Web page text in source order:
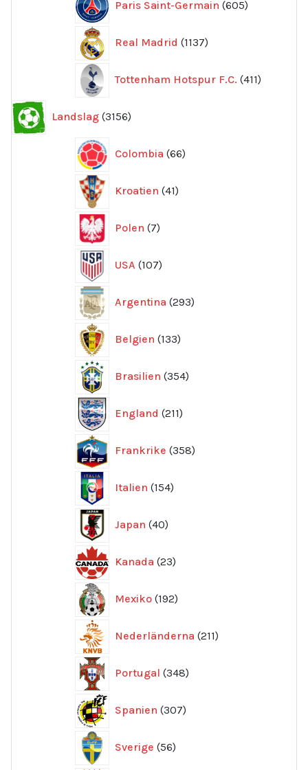
Paris Saint-Germain 605
produkter
Real Madrid 1137
produkter
Tottenham Hotspur F.C. 411
produkter
Landslag 3156
produkter
Colombia 66
produkter
Kroatien 41
produkter
Polen 7
produkter
USA 107
produkter
Argentina 293
produkter
Belgien 133
produkter
Brasilien 354
produkter
England 211
produkter
Frankrike 358
produkter
Italien 154
produkter
Japan 40
produkter
Kanada 23
produkter
Mexiko 192
produkter
Nederländerna 211
produkter
Portugal 348
produkter
Spanien 307
produkter
Sverige 56
produkter